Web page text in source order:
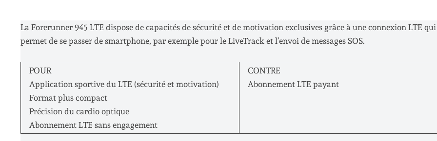
La Forerunner 945 LTE dispose de capacités de sécurité et de motivation exclusives grâce à une connexion LTE
permet de se passer de smartphone, par exemple pour le LiveTrack et l’envoi de messages SOS.
POUR
Application sportive du LTE (sécurité et motivation)
Format plus compact
Précision du cardio optique
Abonnement LTE sans engagement
CONTRE
Abonnement LTE payant